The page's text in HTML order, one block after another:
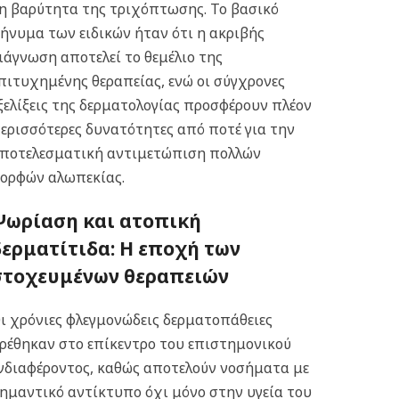
βαρύτητα της τριχόπτωσης. Το βασικό
των ειδικών ήταν ότι η ακριβής
αποτελεί το θεμέλιο της
θεραπείας, ενώ οι σύγχρονες
της δερματολογίας προσφέρουν πλέον
δυνατότητες από ποτέ για την
αντιμετώπιση πολλών
αλωπεκίας.
και ατοπική
Η εποχή των
θεραπειών
χρόνιες φλεγμονώδεις δερματοπάθειες
στο επίκεντρο του επιστημονικού
καθώς αποτελούν νοσήματα με
αντίκτυπο όχι μόνο στην υγεία του